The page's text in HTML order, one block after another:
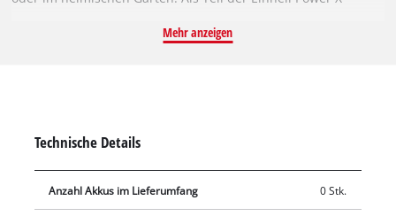
Astschere kombiniert werden. Angetrieben wird das Gerät von
Astschere schneidet mühelos Äste bis zu einer Dicke von 35
mm in einer Arbeitshöhe von bis zu 3 Metern. Dünnere Äste
von bis zu 25 mm können schneller geschnitten werden. Das
Mehr anzeigen
Technische Details
Anzahl Akkus im Lieferumfang 0 Stk.